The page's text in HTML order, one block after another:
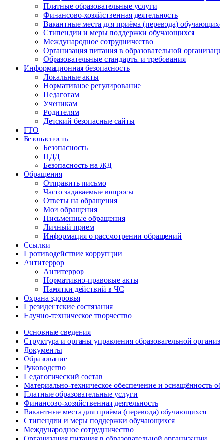
Платные образовательные услуги
Финансово-хозяйственная деятельность
Вакантные места для приёма (перевода)
Стипендии и меры поддержки обучающихся
Международное сотрудничество
Организация питания в образовательной
Образовательные стандарты и требования
Информационная безопасность
Локальные акты
Нормативное регулирование
Педагогам
Ученикам
Родителям
Детский безопасные сайты
ГТО
Безопасность
Безопасность
ПДД
Безопасность на ЖД
Обращения
Отправить письмо
Часто задаваемые вопросы
Ответы на обращения
Мои обращения
Письменные обращения
Личный прием
Информация о рассмотрении обращений
Ссылки
Противодействие коррупции
Антитеррор
Антитеррор
Нормативно-правовые акты
Памятки действий в ЧС
Охрана здоровья
Президентские состязания
Научно-техническое творчество
Основные сведения
Структура и органы управления образовательной
Документы
Образование
Руководство
Педагогический состав
Материально-техническое обеспечение и оснащённость
Платные образовательные услуги
Финансово-хозяйственная деятельность
Вакантные места для приёма (перевода) обучающихся
Стипендии и меры поддержки обучающихся
Международное сотрудничество
Организация питания в образовательной организации